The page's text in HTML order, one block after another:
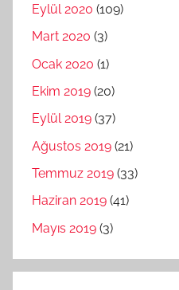
Eylül 2020 (109)
Mart 2020 (3)
Ocak 2020 (1)
Ekim 2019 (20)
Eylül 2019 (37)
Ağustos 2019 (21)
Temmuz 2019 (33)
Haziran 2019 (41)
Mayıs 2019 (3)